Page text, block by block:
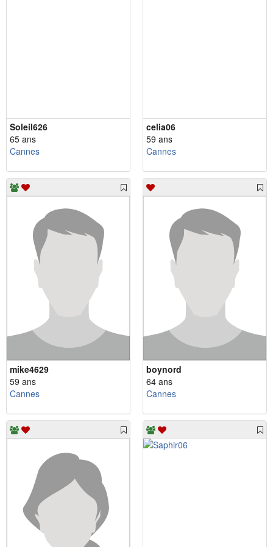
Soleil626
65 ans
Cannes
celia06
59 ans
Cannes
mike4629
59 ans
Cannes
boynord
64 ans
Cannes